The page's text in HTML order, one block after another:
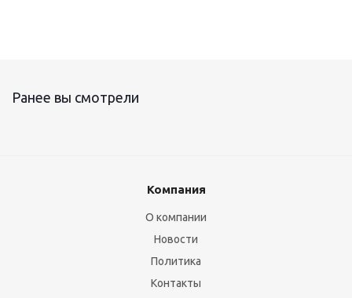
Ранее вы смотрели
Компания
О компании
Новости
Политика
Контакты